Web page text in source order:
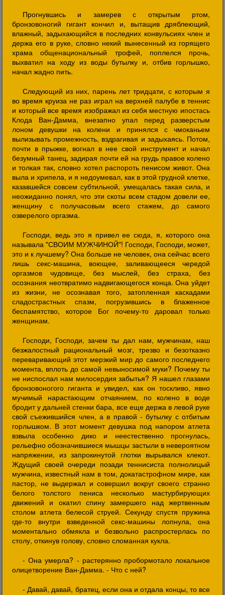
Прогнувшись и замерев с открытым ртом,
бронзовоногий гигант кончил и, вытащив дряблеющий,
влажный, задыхающийся в последних конвульсиях член и
держа его в руке, словно некий вынесенный из горящего
храма общенациональный трофей, поплелся прочь,
выхватил на ходу из воды бутылку и, отбив горлышко,
начал жадно пить.
Следующий из них, парень лет тридцати, с которым я
во время круиза не раз играл на верхней палубе в теннис
и который все время изображал из себя местную ипостась
Клода Ван-Дамма, внезапно упал перед разверстым
лоном девушки на колени и принялся с чмоканьем
вылизывать промежность, вздрагивая и задыхаясь. Потом,
почти в прыжке, вогнал в нее свой инструмент и начал
безумный танец, задирая почти ей на грудь правое колено
и толкая так, словно хотел распороть пенисом живот. Она
выла и хрипела, и я недоумевал, как в этой грудной клетке,
казавшейся совсем субтильной, умещалась такая сила, и
неожиданно понял, что эти скоты всем стадом довели ее,
женщину с получасовым всего стажем, до самого
озверелого оргазма.
Господи, ведь это я привел ее сюда, я, которого она
называла "СВОИМ МУЖЧИНОЙ"! Господи, Господи, может,
это и к лучшему? Она больше не человек, она сейчас всего
лишь секс-машина, воющее, заливающееся чередой
оргазмов чудовище, без мыслей, без страха, без
осознания неотвратимо надвигающегося конца. Она уйдет
из жизни, не осознавая того, затопленная каскадами
сладострастных спазм, погрузившись в блаженное
беспамятство, которое Бог почему-то даровал только
женщинам.
Господи, Господи, зачем ты дал нам, мужчинам, наш
безжалостный рациональный мозг, трезво и безотказно
переваривающий этот мерзкий мир до самого последнего
момента, вплоть до самой невыносимой муки? Почему ты
не ниспослал нам милосердия забытья? Я нашел глазами
бронзовоногого гиганта и увидел, как он тоскливо, явно
мучимый нарастающим отчаянием, по колено в воде
бродит у дальней стенки бара, все еще держа в левой руке
свой съежившийся член, а в правой - бутылку с отбитым
горлышком. В этот момент девушка под напором атлета
взвыла особенно дико и неестественно прогнулась,
рельефно обозначившиеся мышцы застыли в невероятном
напряжении, из запрокинутой глотки вырывался клекот.
Ждущий своей очереди позади теннисиста полнолицый
мужчина, известный нам в том, докатастрофном мире, как
пастор, не выдержал и совершил вокруг своего странно
белого толстого пениса несколько мастурбирующих
движений и окатил спину замершего над жертвенным
столом атлета белесой струей. Секунду спустя пружина
где-то внутри взведенной секс-машины лопнула, она
моментально обмякла и безвольно распростерлась по
столу, откинув голову, словно сломанная кукла.
- Она умерла? - растерянно пробормотало локальное
олицетворение Ван-Дамма. - Что с ней?
- Давай, давай, братец, если она и отдала концы, то все